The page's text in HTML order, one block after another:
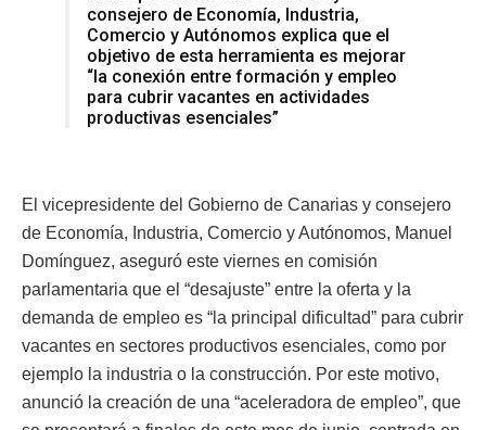
consejero de Economía, Industria,
Comercio y Autónomos explica que el
objetivo de esta herramienta es mejorar
“la conexión entre formación y empleo
para cubrir vacantes en actividades
productivas esenciales”
El vicepresidente del Gobierno de Canarias y consejero
de Economía, Industria, Comercio y Autónomos, Manuel
Domínguez, aseguró este viernes en comisión
parlamentaria que el “desajuste” entre la oferta y la
demanda de empleo es “la principal dificultad” para cubrir
vacantes en sectores productivos esenciales, como por
ejemplo la industria o la construcción. Por este motivo,
anunció la creación de una “aceleradora de empleo”, que